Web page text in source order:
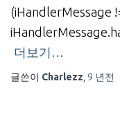
(iHandlerMessage
더보기…
글쓴이 Charlezz 9 년전